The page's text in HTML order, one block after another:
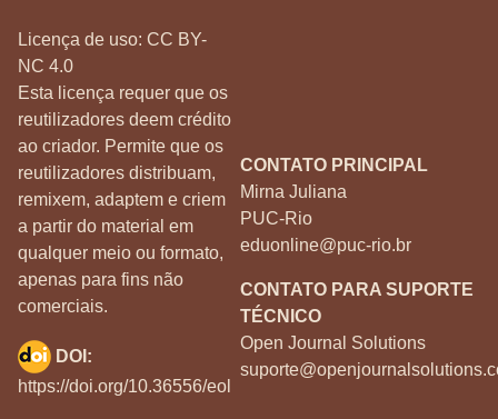
Licença de uso: CC BY-
NC 4.0
Esta licença requer que os
reutilizadores deem crédito
ao criador. Permite que os
reutilizadores distribuam,
remixem, adaptem e criem
a partir do material em
qualquer meio ou formato,
apenas para fins não
comerciais.
CONTATO PRINCIPAL
Mirna Juliana
PUC-Rio
eduonline@puc-rio.br
CONTATO PARA SUPORTE
TÉCNICO
Open Journal Solutions
DOI:
https://doi.org/10.36556/eol